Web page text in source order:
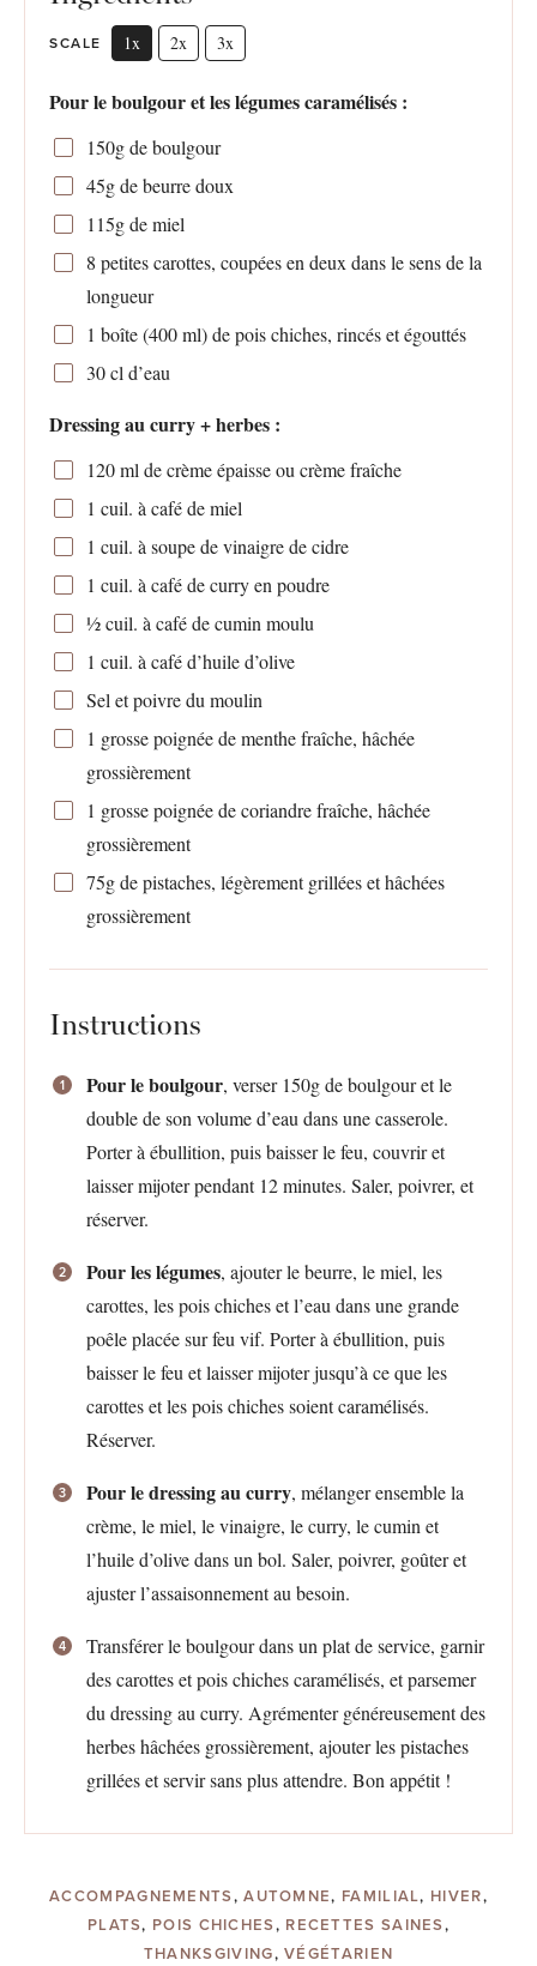
SCALE 1x 2x 3x
Pour le boulgour et les légumes caramélisés :
150gde boulgour
45gde beurre doux
115gde miel
8 petites carottes, coupées en deux dans le sens de la
longueur
1 boîte (400 ml) de pois chiches, rincés et égouttés
30cl d’eau
Dressing au curry + herbes :
120ml de crème épaisse ou crème fraîche
1 cuil. à café de miel
1 cuil. à soupe de vinaigre de cidre
1 cuil. à café de curry en poudre
½cuil. à café de cumin moulu
1 cuil. à café d’huile d’olive
Sel et poivre du moulin
1 grosse poignée de menthe fraîche, hâchée
grossièrement
1 grosse poignée de coriandre fraîche, hâchée
grossièrement
75gde pistaches, légèrement grillées et hâchées
grossièrement
Instructions
Pour le boulgour, verser 150g de boulgour et le
double de son volume d’eau dans une casserole.
Porter à ébullition, puis baisser le feu, couvrir et
laisser mijoter pendant 12 minutes. Saler, poivrer, et
réserver.
Pour les légumes, ajouter le beurre, le miel, les
carottes, les pois chiches et l’eau dans une grande
poêle placée sur feu vif. Porter à ébullition, puis
baisser le feu et laisser mijoter jusqu’à ce que les
carottes et les pois chiches soient caramélisés.
Réserver.
Pour le dressing au curry, mélanger ensemble la
crème, le miel, le vinaigre, le curry, le cumin et
l’huile d’olive dans un bol. Saler, poivrer, goûter et
ajuster l’assaisonnement au besoin.
Transférer le boulgour dans un plat de service, garnir
des carottes et pois chiches caramélisés, et parsemer
du dressing au curry. Agrémenter généreusement des
herbes hâchées grossièrement, ajouter les pistaches
grillées et servir sans plus attendre. Bon appétit !
ACCOMPAGNEMENTS,AUTOMNE, FAMILIAL, HIVER,
PLATS, POIS CHICHES, RECETTES SAINES,
THANKSGIVING,VÉGÉTARIEN